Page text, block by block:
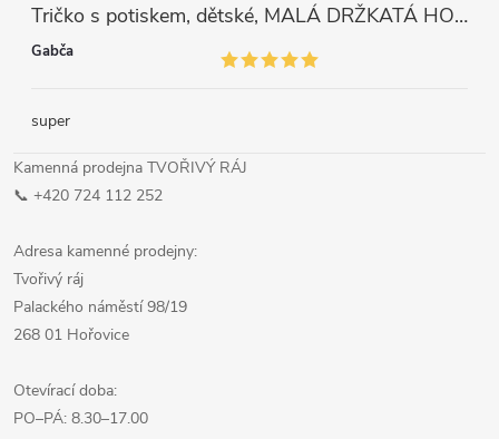
Tričko s potiskem, dětské, MALÁ DRŽKATÁ HOLKA, 1 ks
Gabča
super
Kamenná prodejna TVOŘIVÝ RÁJ
📞 +420 724 112 252
Adresa kamenné prodejny:
Tvořivý ráj
Palackého náměstí 98/19
268 01 Hořovice
Otevírací doba:
PO–PÁ: 8.30–17.00